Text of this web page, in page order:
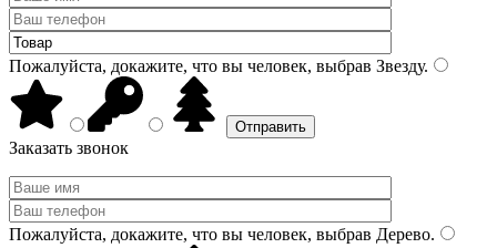
Пожалуйста, докажите, что вы человек, выбрав Звезду.
Заказать звонок
Пожалуйста, докажите, что вы человек, выбрав Дерево.